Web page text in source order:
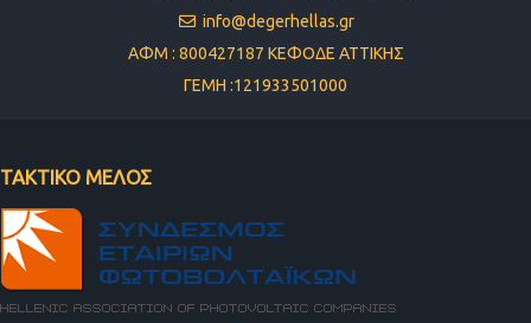
info@degerhellas.gr
ΑΦΜ : 800427187 ΚΕΦΟΔΕ ΑΤΤΙΚΗΣ
ΓΕΜΗ :121933501000
ΤΑΚΤΙΚΟ ΜΕΛΟΣ